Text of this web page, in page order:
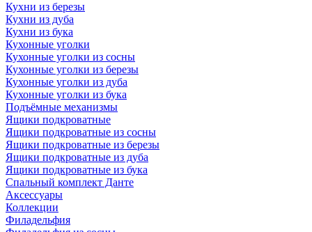
Кухни из березы
Кухни из дуба
Кухни из бука
Кухонные уголки
Кухонные уголки из сосны
Кухонные уголки из березы
Кухонные уголки из дуба
Кухонные уголки из бука
Подъёмные механизмы
Ящики подкроватные
Ящики подкроватные из сосны
Ящики подкроватные из березы
Ящики подкроватные из дуба
Ящики подкроватные из бука
Спальный комплект Данте
Аксессуары
Коллекции
Филадельфия